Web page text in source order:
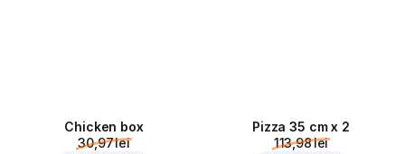
Chicken box
30,97 lei
Pizza 35 cm x 2
113,98 lei